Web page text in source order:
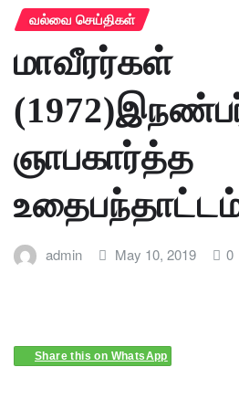
வல்வை செய்திகள்
மாவீரர்கள்
ஞாபகார்த்த
admin May 10, 2019 0
Share this on WhatsApp